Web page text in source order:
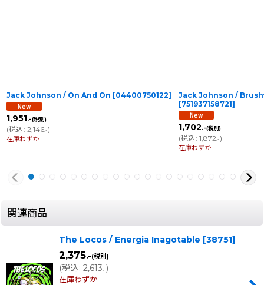
Jack Johnson / On And On [04400750122]
1,951.-(税別)
(税込: 2,146.-)
在庫わずか
Jack Johnson /
[751937158721]
1,702.-(税別)
(税込: 1,872.-)
在庫わずか
関連商品
The Locos / Energia Inagotable [38751]
2,375.-(税別)
(税込: 2,613.-)
在庫わずか